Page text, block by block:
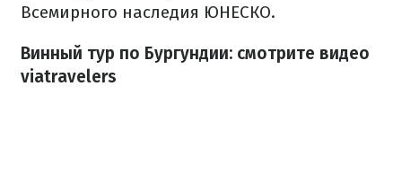
Всемирного наследия ЮНЕСКО.
Винный тур по Бургундии: смотрите видео
viatravelers